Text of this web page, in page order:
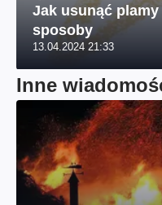
Jak usunąć plamy
sposoby
13.04.2024 21:33
Inne